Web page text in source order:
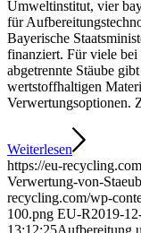
Umweltinstitut, vier
für
Bayerische
finanziert. Für viele
abgetrennte Stäube
wertstoffhaltigen
Verwertungsoptionen.
Weiterlesen
https://eu-
Verwertung-von-
recycling.com/wp-
100.png EU-R2019-
13:12:25Aufbereitung